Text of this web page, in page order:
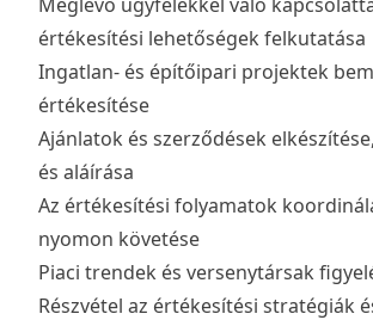
értékesítési lehetőségek felkutatása
Ingatlan- és építőipari projektek
értékesítése
Ajánlatok és szerződések
és aláírása
Az értékesítési folyamatok
nyomon követése
Piaci trendek és versenytársak
Részvétel az értékesítési stratégiák